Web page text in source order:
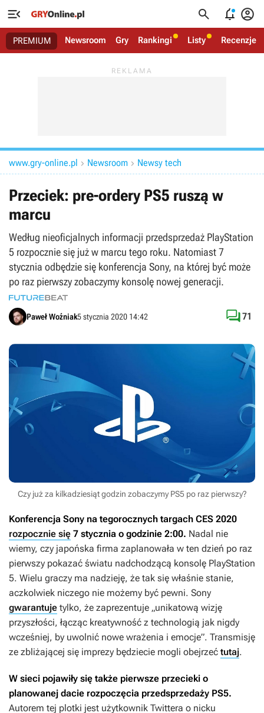
   
PREMIUM Newsroom Gry Rankingi Listy Recenzje
www.gry-online.pl  Newsroom  Newsy tech
Przeciek: pre-ordery PS5 ruszą w
marcu
Według nieoficjalnych informacji przedsprzedaż PlayStation
5 rozpocznie się już w marcu tego roku. Natomiast 7
stycznia odbędzie się konferencja Sony, na której być może
po raz pierwszy zobaczymy konsolę nowej generacji.
Paweł Woźniak5 stycznia 2020 14:42 71
Czy już za kilkadziesiąt godzin zobaczymy PS5 po raz pierwszy?
Konferencja Sony na tegorocznych targach CES 2020
rozpocznie się 7 stycznia o godzinie 2:00. Nadal nie
wiemy, czy japońska firma zaplanowała w ten dzień po raz
pierwszy pokazać światu nadchodzącą konsolę PlayStation
5. Wielu graczy ma nadzieję, że tak się właśnie stanie,
aczkolwiek niczego nie możemy być pewni. Sony
gwarantuje tylko, że zaprezentuje „unikatową wizję
przyszłości, łącząc kreatywność z technologią jak nigdy
wcześniej, by uwolnić nowe wrażenia i emocje”. Transmisję
ze zbliżającej się imprezy będziecie mogli obejrzeć tutaj.
W sieci pojawiły się także pierwsze przecieki o
planowanej dacie rozpoczęcia przedsprzedaży PS5.
Autorem tej plotki jest użytkownik Twittera o nicku